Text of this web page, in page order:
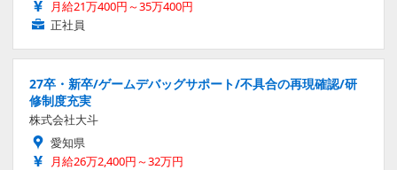
月給21万400円～35万400円
正社員
27卒・新卒/ゲームデバッグサポート/不具合の再現確認/研
修制度充実
株式会社大斗
愛知県
月給26万2,400円～32万円